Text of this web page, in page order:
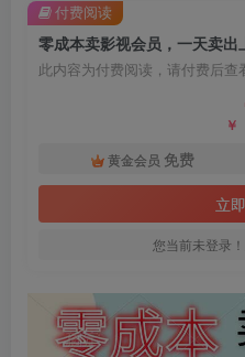
此内容为付费阅读，请付费后查
￥
黄金会员 免费
立
您当前未登录
付费阅读